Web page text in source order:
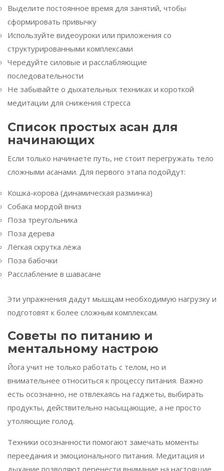
Выделите постоянное время для занятий, чтобы
сформировать привычку
Используйте видеоуроки или приложения со
структурированными комплексами
Чередуйте силовые и расслабляющие
последовательности
Не забывайте о дыхательных техниках и короткой
медитации для снижения стресса
Список простых асан для
начинающих
Если только начинаете путь, не стоит перегружать тело
сложными асанами. Для первого этапа подойдут:
Кошка-корова (динамическая разминка)
Собака мордой вниз
Поза треугольника
Поза дерева
Лёгкая скрутка лёжа
Поза бабочки
Расслабление в шавасане
Эти упражнения дадут мышцам необходимую нагрузку и
подготовят к более сложным комплексам.
Советы по питанию и
ментальному настрою
Йога учит не только работать с телом, но и
внимательнее относиться к процессу питания. Важно
есть осознанно, не отвлекаясь на гаджеты, выбирать
продукты, действительно насыщающие, а не просто
утоляющие голод.
Техники осознанности помогают замечать моменты
переедания и эмоционального питания. Медитация и
дыхание позволяют перенести внимание на настоящие